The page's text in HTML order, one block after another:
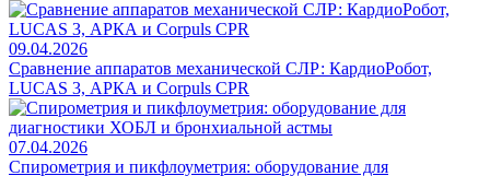
09.04.2026
Сравнение аппаратов механической СЛР: КардиоРобот,
LUCAS 3, АРКА и Corpuls CPR
07.04.2026
Спирометрия и пикфлоуметрия: оборудование для